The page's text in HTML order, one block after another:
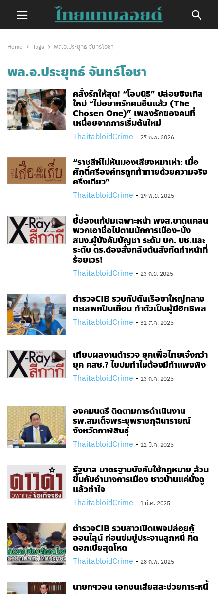
Home Tags พล.อ.ประยุทธ์ จันทร์โอชา
พล.อ.ประยุทธ์ จันทร์โอชา
คลั่งรักให้สุด! “โอบนิธิ” ปล่อยซิงเกิล
ใหม่ “ไม่อยากรักคนอื่นแล้ว (The
Chosen One)” เพลงรักของคนที่
เหนื่อยจากการเริ่มต้นใหม่
ThaitabloidCrime - 27 ก.พ. 2026
“ราชสีห์ไม่หันมองเสียงหมาเห่า: เมื่อ
ศักดิ์ศรีองค์กรถูกท้าทายด้วยความจริง
ครึ่งเดียว”
ThaitabloidCrime - 19 พ.ย. 2025
ชี้ช่องแก้ปมเฉพาะหน้า พงส.ขาดแคลน​
พวกเอาชื่อไปตามนักการเมือง-นั่ง
สนง.ผู้บังคับบัญชา ระดับ บก. บช.และ
ระดับ ตร.ต้องสั่งกลับต้นสังกัดทำหน้าที่
ร้อยเวร!
ThaitabloidCrime - 23 ก.ย. 2025
ตำรวจCIB​ รวบกัปตันเรือขาใหญ่กลาง
ทะเลพกปืนเถื่อน ทำตัวเป็นผู้มีอิทธิพล
ThaitabloidCrime - 31 ส.ค. 2025
เทียบผลงานตำรวจ ยุคเพื่อไทยเจ๋งกว่า
ยุค คสช.? ไขปมทำไมต้องมีกำแพงพิง
ThaitabloidCrime - 13 ก.ค. 2025
องคมนตรี ติดตามการดำเนินงาน
รพ.สมเด็จพระยุพราชกุฉินารายณ์
จังหวัดกาฬสินธุ์
ThaitabloidCrime - 12 มี.ค. 2025
รัฐบาล มาตรฐานบังคับใช้กฎหมาย ล้วน
ขึ้นกับอำนาจการเมือง ชาวบ้านแค่นั่งดู
แล้วทำใจ
ThaitabloidCrime - 1 มี.ค. 2025
ตำรวจCIB รวบสาวเปิดเพจปล่อยกู้
ออนไลน์ ก่อนข่มขู่ประจานลูกหนี้ คิด
ดอกเบี้ยสุดโหด
ThaitabloidCrime - 28 ก.พ. 2025
นายกฯวอน เอกชนเสียสละช่วยภาระหนี้